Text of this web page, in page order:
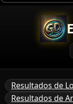
Resultados de
Resultados de